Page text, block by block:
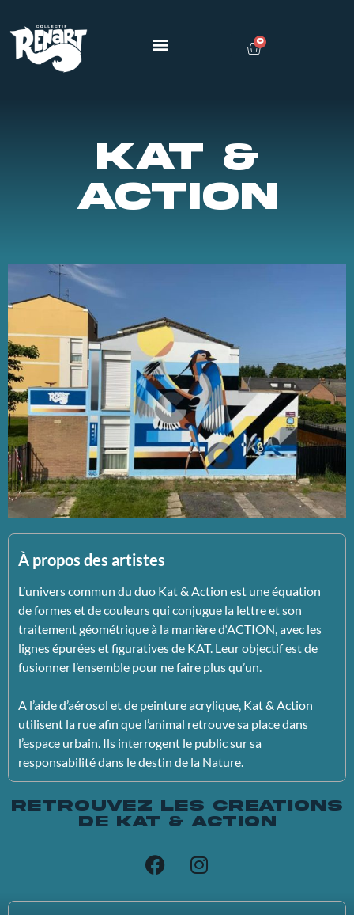
0
KAT &
ACTION
À propos des artistes
L’univers commun du duo Kat & Action est une équation
de formes et de couleurs qui conjugue la lettre et son
traitement géométrique à la manière d‘ACTION, avec les
lignes épurées et figuratives de KAT. Leur objectif est de
fusionner l’ensemble pour ne faire plus qu’un.
A l’aide d’aérosol et de peinture acrylique, Kat & Action
utilisent la rue afin que l’animal retrouve sa place dans
l’espace urbain. Ils interrogent le public sur sa
responsabilité dans le destin de la Nature.
Retrouvez les creations
de Kat & Action